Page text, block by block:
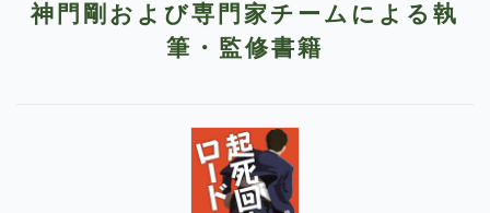
神門剛および専門家チームによる執
筆・監修書籍